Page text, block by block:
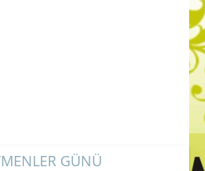
GÜNÜ